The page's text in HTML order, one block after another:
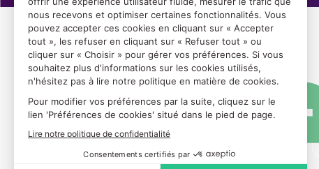
Image
du
logo
Image